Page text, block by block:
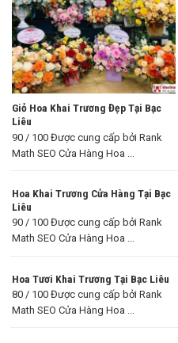
Giỏ Hoa Khai Trương Đẹp Tại Bạc
Liêu
90 / 100 Được cung cấp bởi Rank
Math SEO Cửa Hàng Hoa ...
Hoa Khai Trương Cửa Hàng Tại Bạc
Liêu
90 / 100 Được cung cấp bởi Rank
Math SEO Cửa Hàng Hoa ...
Hoa Tươi Khai Trương Tại Bạc Liêu
80 / 100 Được cung cấp bởi Rank
Math SEO Cửa Hàng Hoa ...